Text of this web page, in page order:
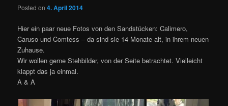
Posted on4. April 2014
Hier ein paar neue Fotos von den Sandstücken: Calimero,
Caruso und Comtess – da sind sie 14 Monate alt, in ihrem neuen
Zuhause.
Wir wollen gerne Stehbilder, von der Seite betrachtet. Vielleicht
klappt das ja einmal.
A & A